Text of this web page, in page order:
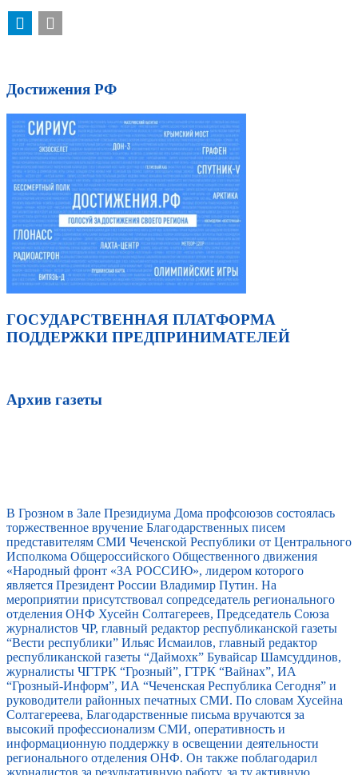
Достижения РФ
ГОСУДАРСТВЕННАЯ ПЛАТФОРМА
ПОДДЕРЖКИ ПРЕДПРИНИМАТЕЛЕЙ
Архив газеты
В Грозном в Зале Президиума Дома профсоюзов состоялась
торжественное вручение Благодарственных писем
представителям СМИ Чеченской Республики от Центрального
Исполкома Общероссийского Общественного движения
«Народный фронт «ЗА РОССИЮ», лидером которого
является Президент России Владимир Путин. На
мероприятии присутствовал сопредседатель регионального
отделения ОНФ Хусейн Солтагереев, Председатель Союза
журналистов ЧР, главный редактор республиканской газеты
“Вести республики” Ильяс Исмаилов, главный редактор
республиканской газеты “Даймохк” Бувайсар Шамсуддинов,
журналисты ЧГТРК “Грозный”, ГТРК “Вайнах”, ИА
“Грозный-Информ”, ИА “Чеченская Республика Сегодня” и
руководители районных печатных СМИ. По словам Хусейна
Солтагереева, Благодарственные письма вручаются за
высокий профессионализм СМИ, оперативность и
информационную поддержку в освещении деятельности
регионального отделения ОНФ. Он также поблагодарил